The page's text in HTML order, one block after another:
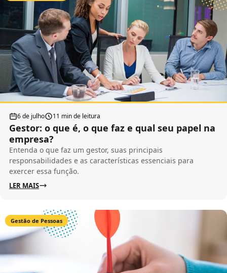
6 de julho 11 min de leitura
Gestor: o que é, o que faz e qual seu papel na
empresa?
Entenda o que faz um gestor, suas principais
responsabilidades e as características essenciais para
exercer essa função.
LER MAIS
Gestão de Pessoas